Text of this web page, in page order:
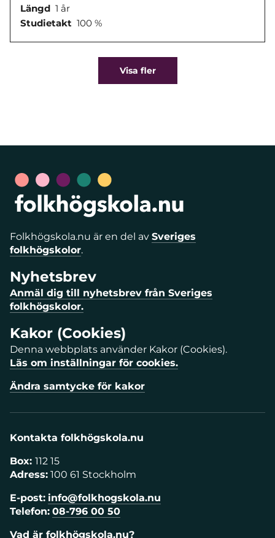
Längd 1 år
Studietakt 100 %
Visa fler
Folkhögskola.nu är en del av Sveriges
folkhögskolor.
Nyhetsbrev
Anmäl dig till nyhetsbrev från Sveriges
folkhögskolor.
Kakor (Cookies)
Denna webbplats använder Kakor (Cookies).
Läs om inställningar för cookies.
Ändra samtycke för kakor
Kontakta folkhögskola.nu
Box: 112 15
Adress: 100 61 Stockholm
E-post: info@folkhogskola.nu
Telefon: 08-796 00 50
Vad är folkhögskola.nu?